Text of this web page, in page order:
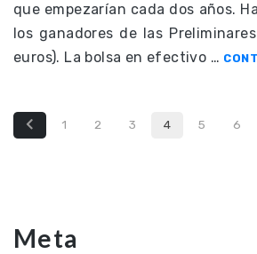
que empezarían cada dos años.
los ganadores de las
euros). La bolsa en efectivo …
1 2 3 4 5 6
Meta